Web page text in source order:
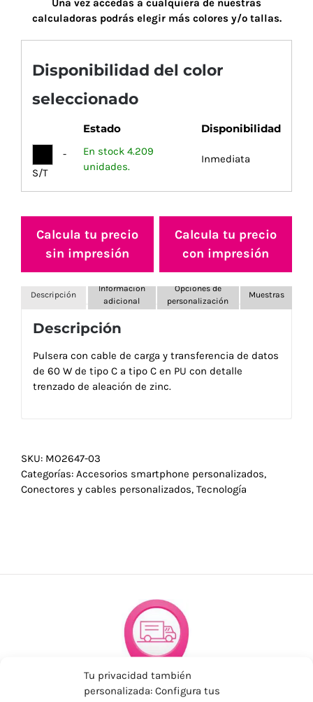
Tu privacidad también
personalizada: Configura tus
Una vez accedas a cualquiera de nuestras
calculadoras podrás elegir más colores y/o tallas.
Disponibilidad del color
seleccionado
Estado Disponibilidad
-
S/T
En stock 4.209
unidades.
Inmediata
Calcula tu precio
sin impresión
Calcula tu precio
con impresión
Descripción
Información
adicional
Opciones de
personalización
Muestras
Descripción
Pulsera con cable de carga y transferencia de datos
de 60 W de tipo C a tipo C en PU con detalle
trenzado de aleación de zinc.
SKU: MO2647-03
Categorías: Accesorios smartphone personalizados,
Conectores y cables personalizados, Tecnología
ENVÍOS ECONÓMICOS